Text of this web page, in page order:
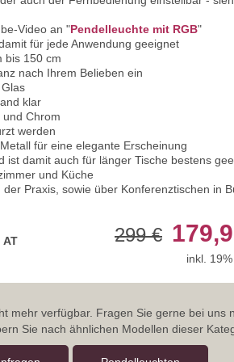
Video an "Pendelleuchte mit RGB"
für jede Anwendung geeignet
bis 150 cm
nach Ihrem Belieben ein
klar
und Chrom
werden
für eine elegante Erscheinung
ist damit auch für länger Tische bestens
und Küche
Praxis, sowie über Konferenztischen in
Watt LED
umweltschonend
Technik hohe Energiekosten ein
Lumen
Kelvin
sehr hohe Energiekosten ein
ideal für die Innenbeleuchtung geeignet
AT
299 €
inkl. 19%
mehr verfügbar. Fragen Sie gerne bei uns
Sie nach ähnlichen Modellen dieser